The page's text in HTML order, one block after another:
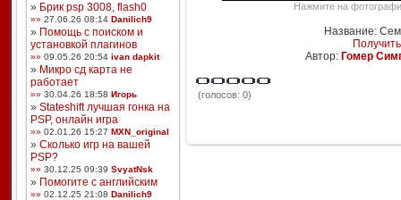
» Брик psp 3008, flash0
»» 27.06.26 08:14 Danilich9
» Помощь с поиском и
установкой плагинов
»» 09.05.26 20:54 ivan dapkit
» Микро сд карта не
работает
»» 30.04.26 18:58 Игорь
» Stateshift лучшая гонка на
PSP, онлайн игра
»» 02.01.26 15:27 MXN_original
» Сколько игр на вашей
PSP?
»» 30.12.25 09:39 SvyatNsk
» Помогите с английским
»» 02.12.25 21:08 Danilich9
Нажмите на
Название:
Автор: Гомер
(голосов: 0)